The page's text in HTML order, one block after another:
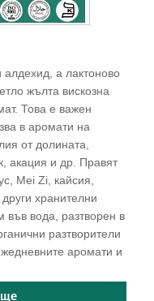
а лактоново
жълта вискозна
Това е важен
в аромати на
от долината,
акация и др. Правят
Mei Zi, кайсия,
хранителни
във вода, разтворен в
разтворители
аромати и